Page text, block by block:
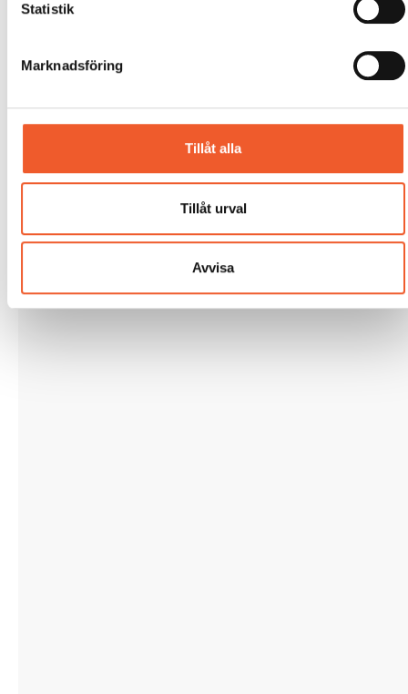
Statistik
Marknadsföring
Tillåt alla
Tillåt urval
Avvisa